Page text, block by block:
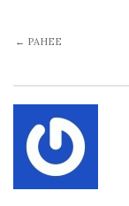
← РАНЕЕ